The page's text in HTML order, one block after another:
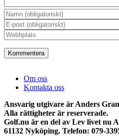
Om oss
Kontakta oss
Ansvarig utgivare är Anders
Alla rättigheter är reserverade.
Golf.nu är en del av Lev livet nu
61132 Nyköping. Telefon: 079-